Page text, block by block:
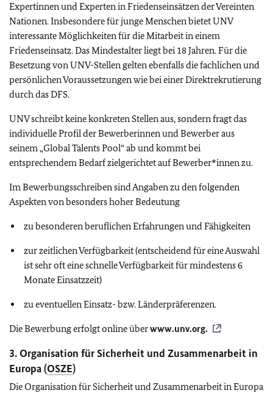
Expertinnen und Experten in Friedenseinsätzen der Vereinten
Nationen. Insbesondere für junge Menschen bietet UNV
interessante Möglichkeiten für die Mitarbeit in einem
Friedenseinsatz. Das Mindestalter liegt bei 18 Jahren. Für die
Besetzung von UNV-Stellen gelten ebenfalls die fachlichen und
persönlichen Voraussetzungen wie bei einer Direktrekrutierung
durch das DFS.
UNV schreibt keine konkreten Stellen aus, sondern fragt das
individuelle Profil der Bewerberinnen und Bewerber aus
seinem „Global Talents Pool“ ab und kommt bei
entsprechendem Bedarf zielgerichtet auf Bewerber*innen zu.
Im Bewerbungsschreiben sind Angaben zu den folgenden
Aspekten von besonders hoher Bedeutung
zu besonderen beruflichen Erfahrungen und Fähigkeiten
zur zeitlichen Verfügbarkeit (entscheidend für eine Auswahl
ist sehr oft eine schnelle Verfügbarkeit für mindestens 6
Monate Einsatzzeit)
zu eventuellen Einsatz- bzw. Länderpräferenzen.
Die Bewerbung erfolgt online überwww.unv.org.
3. Organisation für Sicherheit und Zusammenarbeit in
Europa (OSZE)
Die Organisation für Sicherheit und Zusammenarbeit in Europa